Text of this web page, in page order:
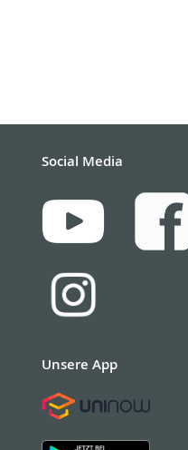
Social Media
Unsere App